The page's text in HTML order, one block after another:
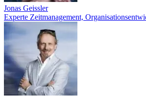
Jonas Geissler
Experte Zeitmanagement,